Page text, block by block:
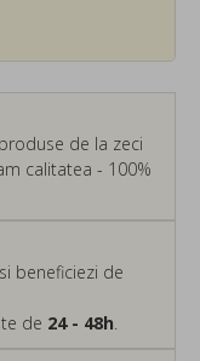
de la zeci
calitatea - 100%
beneficiezi de
de 24 - 48h